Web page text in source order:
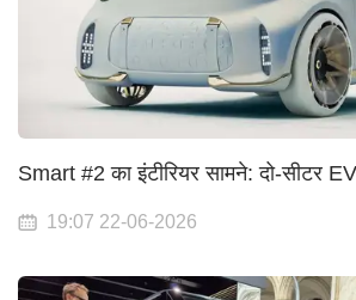
Smart #2 का इंटीरियर सामने: दो-सीटर
19:07 22-06-2026